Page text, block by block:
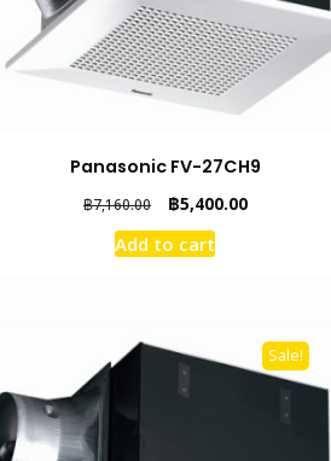
Panasonic FV-27CH9
฿7,160.00
Original
price
was:
฿5,400.00Current
Add to cart
Sale!